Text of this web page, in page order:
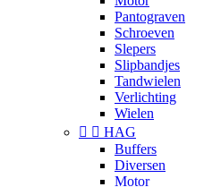
Pantograven
Schroeven
Slepers
Slipbandjes
Tandwielen
Verlichting
Wielen
  HAG
Buffers
Diversen
Motor